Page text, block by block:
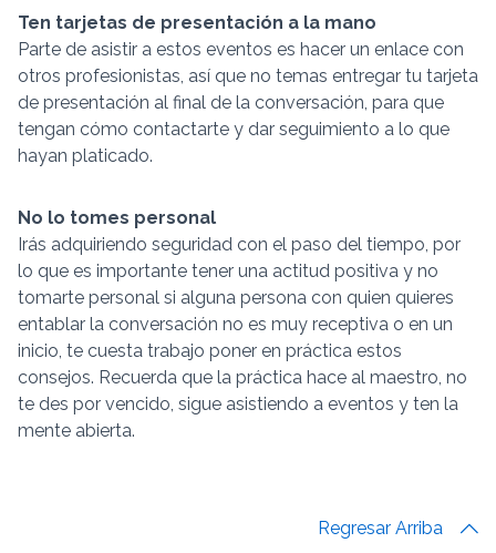
Ten tarjetas de presentación a la mano
Parte de asistir a estos eventos es hacer un enlace con
otros profesionistas, así que no temas entregar tu tarjeta
de presentación al final de la conversación, para que
tengan cómo contactarte y dar seguimiento a lo que
hayan platicado.
No lo tomes personal
Irás adquiriendo seguridad con el paso del tiempo, por
lo que es importante tener una actitud positiva y no
tomarte personal si alguna persona con quien quieres
entablar la conversación no es muy receptiva o en un
inicio, te cuesta trabajo poner en práctica estos
consejos. Recuerda que la práctica hace al maestro, no
te des por vencido, sigue asistiendo a eventos y ten la
mente abierta.
Regresar Arriba